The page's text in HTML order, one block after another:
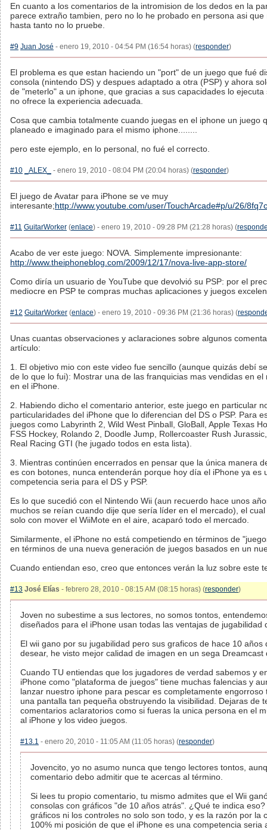
En cuanto a los comentarios de la intromision de los dedos en la
parece extraño tambien, pero no lo he probado en persona asi
hasta tanto no lo pruebe.
#9 Juan José - enero 19, 2010 - 04:54 PM (16:54 horas) (responder)
El problema es que estan haciendo un "port" de un juego que fué
consola (nintendo DS) y despues adaptado a otra (PSP) y ahora
de "meterlo" a un iphone, que gracias a sus capacidades lo
no ofrece la experiencia adecuada.
Cosa que cambia totalmente cuando juegas en el iphone un juego
planeado e imaginado para el mismo iphone........
pero este ejemplo, en lo personal, no fué el correcto.
#10 _ALEX_ - enero 19, 2010 - 08:04 PM (20:04 horas) (responder)
El juego de Avatar para iPhone se ve muy
interesante;http://www.youtube.com/user/TouchArcade#p/u/26/
#11 GuitarWorker (enlace) - enero 19, 2010 - 09:28 PM (21:28 horas) (
Acabo de ver este juego: NOVA. Simplemente impresionante:
http://www.theiphoneblog.com/2009/12/17/nova-live-app-store/
Como diría un usuario de YouTube que devolvió su PSP: por el
mediocre en PSP te compras muchas aplicaciones y juegos
#12 GuitarWorker (enlace) - enero 19, 2010 - 09:36 PM (21:36 horas) (
Unas cuantas observaciones y aclaraciones sobre algunos
artículo:
1. El objetivo mio con este video fue sencillo (aunque quizás debí
de lo que lo fui): Mostrar una de las franquicias mas vendidas en el
en el iPhone.
2. Habiendo dicho el comentario anterior, este juego en particular
particularidades del iPhone que lo diferencian del DS o PSP. Para
juegos como Labyrinth 2, Wild West Pinball, GloBall, Apple Texas
FSS Hockey, Rolando 2, Doodle Jump, Rollercoaster Rush
Real Racing GTI (he jugado todos en esta lista).
3. Mientras continúen encerrados en pensar que la única manera
es con botones, nunca entenderán porque hoy día el iPhone ya es
competencia seria para el DS y PSP.
Es lo que sucedió con el Nintendo Wii (aun recuerdo hace unos
muchos se reían cuando dije que sería líder en el mercado), el
solo con mover el WiiMote en el aire, acaparó todo el mercado.
Similarmente, el iPhone no está competiendo en términos de
en términos de una nueva generación de juegos basados en un
Cuando entiendan eso, creo que entonces verán la luz sobre este
#13 José Elías - febrero 28, 2010 - 08:15 AM (08:15 horas) (responder)
Joven no subestime a sus lectores, no somos tontos,
diseñados para el iPhone usan todas las ventajas de jugabilidad
El wii gano por su jugabilidad pero sus graficos de hace 10 años
desear, he visto mejor calidad de imagen en un sega Dreamcast
Cuando TU entiendas que los jugadores de verdad sabemos y
iPhone como "plataforma de juegos" tiene muchas falencias y
lanzar nuestro iphone para pescar es completamente engorroso
una pantalla tan pequeña obstruyendo la visibilidad. Dejaras de
comentarios aclaratorios como si fueras la unica persona en el
al iPhone y los video juegos.
#13.1 - enero 20, 2010 - 11:05 AM (11:05 horas) (responder)
Jovencito, yo no asumo nunca que tengo lectores tontos,
comentario debo admitir que te acercas al término.
Si lees tu propio comentario, tu mismo admites que el Wii
consolas con gráficos "de 10 años atrás". ¿Qué te indica
gráficos ni los controles no solo son todo, y es la razón por la
100% mi posición de que el iPhone es una competencia seria